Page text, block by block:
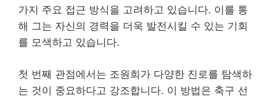
가지 주요 접근 방식을 고려하고 있습니다. 이를 통
해 그는 자신의 경력을 더욱 발전시킬 수 있는 기회
를 모색하고 있습니다.
첫 번째 관점에서는 조원희가 다양한 진로를 탐색하
는 것이 중요하다고 강조합니다. 이 방법은 축구 선